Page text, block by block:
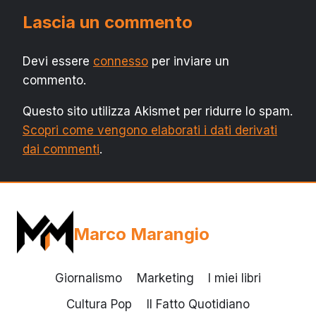
Lascia un commento
Devi essere connesso per inviare un
commento.
Questo sito utilizza Akismet per ridurre lo spam.
Scopri come vengono elaborati i dati derivati
dai commenti.
Marco Marangio
Giornalismo Marketing
I miei libri
Cultura Pop
Il Fatto Quotidiano